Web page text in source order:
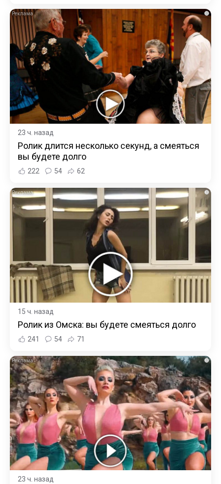
i
23 ч. назад
Ролик длится несколько секунд, а смеяться
вы будете долго
222 54 62
i
15 ч. назад
Ролик из Омска: вы будете смеяться долго
241 54 71
i
23 ч. назад